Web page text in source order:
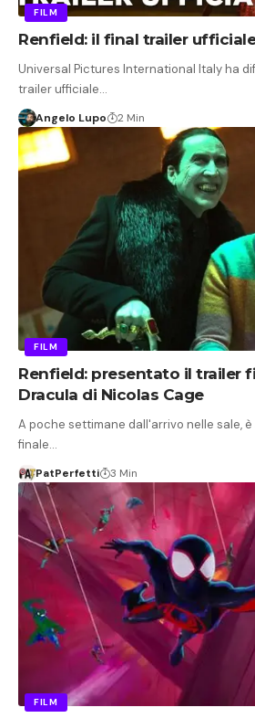
FILM
Renfield: il final trailer
Universal Pictures International Italy ha
trailer ufficiale…
Angelo Lupo 2 Min
FILM
Renfield: presentato il trailer
Dracula di Nicolas Cage
A poche settimane dall'arrivo nelle sale,
finale…
PatPerfetti 3 Min
FILM